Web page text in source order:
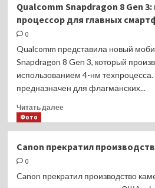
представил
самую
мире
microSD
карту
объемом
терабайта
Qualcomm Snapdragon 8 Gen
процессор для главных
0
Qualcomm представила новый
Snapdragon 8 Gen 3, который
использованием 4-нм
предназначен для флагманских...
Читать далееПрочитать
Snapdragon
Gen
Фото
Canon прекратил
0
Canon прекратил производство